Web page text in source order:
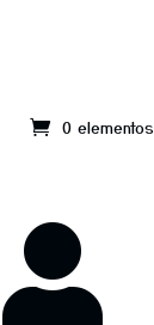
0 elementos
